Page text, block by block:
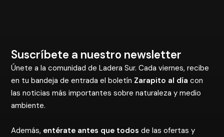
Suscríbete a nuestro newsletter
Únete a la comunidad de Ladera Sur. Cada viernes, recibe
en tu bandeja de entrada el boletín Zarapito al día con
las noticias más importantes sobre naturaleza y medio
ambiente.
Además, entérate antes que todos de las ofertas y